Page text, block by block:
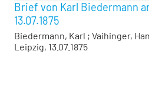
Brief von Karl Biedermann
13.07.1875
Biedermann, Karl ; Vaihinger,
Leipzig, 13.07.1875